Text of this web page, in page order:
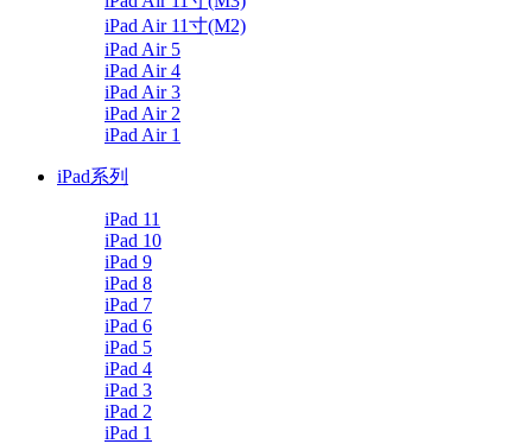
iPad Air 11寸(M2)
iPad Air 5
iPad Air 4
iPad Air 3
iPad Air 2
iPad Air 1
iPad系列
iPad 11
iPad 10
iPad 9
iPad 8
iPad 7
iPad 6
iPad 5
iPad 4
iPad 3
iPad 2
iPad 1